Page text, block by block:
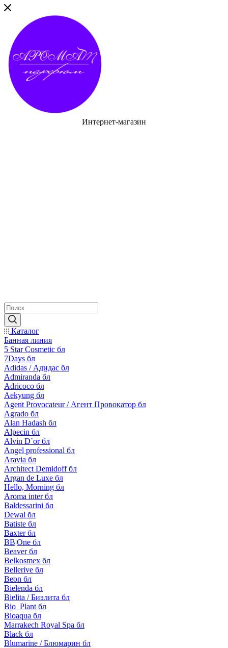
Интернет-магазин
Каталог
Банная линия
5 Star Cosmetic бл
7Days бл
Adidas / Адидас бл
Admiranda бл
Adricoco бл
Aekyung бл
Agent Provocateur / Агент Провокатор бл
Agrado бл
Alan Hadash бл
Alpecin бл
Alvin D`or бл
Angel professional бл
Aravia бл
Architect Demidoff бл
Argan de Luxe бл
Hello, Morning бл
Aroma inter бл
Baldessarini бл
Dewal бл
Batiste бл
Baxter бл
BB|One бл
Beaver бл
Belkosmex бл
Bellerive бл
Beon бл
Bielenda бл
Bielita / Биэлита бл
Bio_Plant бл
Bioaqua бл
Marrakech Royal Spa бл
Black бл
Blumarine / Блюмарин бл